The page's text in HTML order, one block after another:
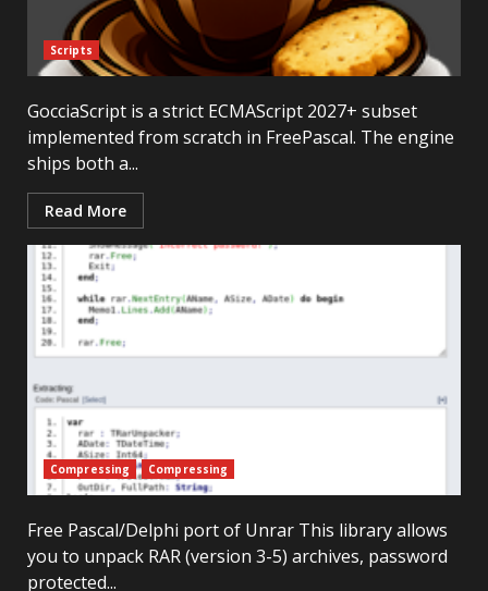
Scripts
GocciaScript is a strict ECMAScript 2027+ subset
implemented from scratch in FreePascal. The engine
ships both a...
Read More
Compressing Compressing
Free Pascal/Delphi port of Unrar This library allows
you to unpack RAR (version 3-5) archives, password
protected...